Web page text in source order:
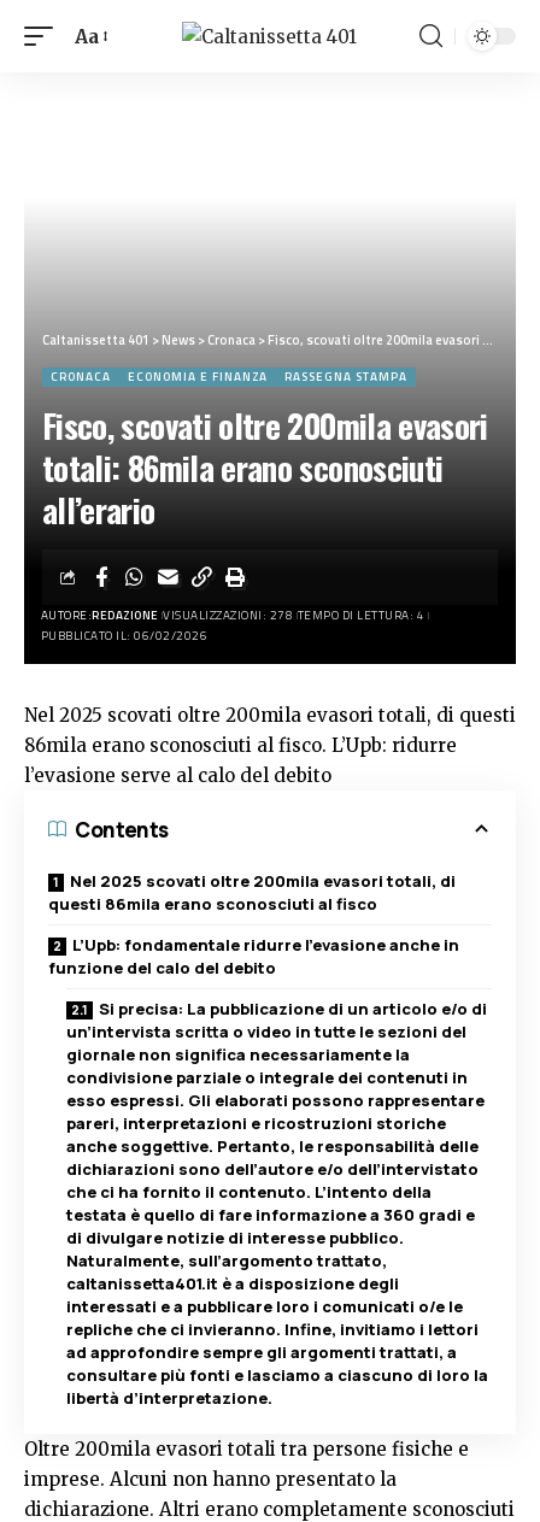
Aa
Caltanissetta 401 >News>Cronaca>Fisco, scovati oltre 200mila evasori totali: 86mila erano sconosciuti all’erario
CRONACA ECONOMIA E FINANZA RASSEGNA STAMPA
Fisco, scovati oltre 200mila evasori
totali: 86mila erano sconosciuti
all’erario
AUTORE:REDAZIONE VISUALIZZAZIONI: 278 TEMPO DI LETTURA: 4
PUBBLICATO IL: 06/02/2026
Nel 2025 scovati oltre 200mila evasori totali, di questi
86mila erano sconosciuti al fisco. L’Upb: ridurre
l’evasione serve al calo del debito
Contents
Nel 2025 scovati oltre 200mila evasori totali, di
questi 86mila erano sconosciuti al fisco
L’Upb: fondamentale ridurre l’evasione anche in
funzione del calo del debito
Si precisa: La pubblicazione di un articolo e/o di
un’intervista scritta o video in tutte le sezioni del
giornale non significa necessariamente la
condivisione parziale o integrale dei contenuti in
esso espressi. Gli elaborati possono rappresentare
pareri, interpretazioni e ricostruzioni storiche
anche soggettive. Pertanto, le responsabilità delle
dichiarazioni sono dell’autore e/o dell’intervistato
che ci ha fornito il contenuto. L’intento della
testata è quello di fare informazione a 360 gradi e
di divulgare notizie di interesse pubblico.
Naturalmente, sull’argomento trattato,
caltanissetta401.it è a disposizione degli
interessati e a pubblicare loro i comunicati o/e le
repliche che ci invieranno. Infine, invitiamo i lettori
ad approfondire sempre gli argomenti trattati, a
consultare più fonti e lasciamo a ciascuno di loro la
libertà d’interpretazione.
Oltre 200mila evasori totali tra persone fisiche e
imprese. Alcuni non hanno presentato la
dichiarazione. Altri erano completamente sconosciuti